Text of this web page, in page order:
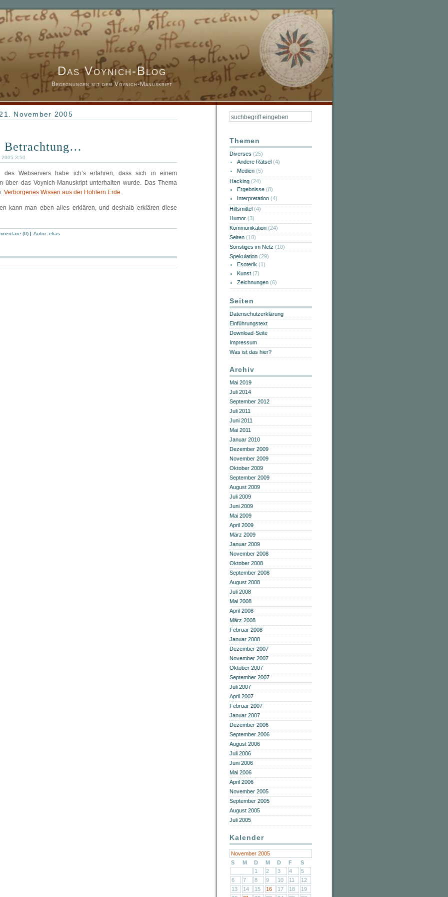
Das Voynich-Blog
Begegnungen mit dem Voynich-Manuskript
November 2005
Betrachtung…
2005 3:50
des Webservers habe ich’s erfahren, dass sich in einem
über das Voynich-Manuskript unterhalten wurde. Das Thema
Verborgenes Wissen aus der Hohlern Erde.
kann man eben alles erklären, und deshalb erklären diese
(0) | Autor:elias
Themen
Diverses (25)
Andere Rätsel (4)
Medien (5)
Hacking (24)
Ergebnisse (8)
Interpretation (4)
Hilfsmittel (4)
Humor (3)
Kommunikation (24)
Seiten (10)
Sonstiges im Netz (10)
Spekulation (29)
Esoterik (1)
Kunst (7)
Zeichnungen (6)
Seiten
Datenschutzerklärung
Einführungstext
Download-Seite
Impressum
Was ist das hier?
Archiv
Mai 2019
Juli 2014
September 2012
Juli 2011
Juni 2011
Mai 2011
Januar 2010
Dezember 2009
November 2009
Oktober 2009
September 2009
August 2009
Juli 2009
Juni 2009
Mai 2009
April 2009
März 2009
Januar 2009
November 2008
Oktober 2008
September 2008
August 2008
Juli 2008
Mai 2008
April 2008
März 2008
Februar 2008
Januar 2008
Dezember 2007
November 2007
Oktober 2007
September 2007
Juli 2007
April 2007
Februar 2007
Januar 2007
Dezember 2006
September 2006
August 2006
Juli 2006
Juni 2006
Mai 2006
April 2006
November 2005
September 2005
August 2005
Juli 2005
Kalender
November 2005
S
M D M D F
S
1
2 3 4
5
6
7 8 9 10 11
12
13
14 15 16 17 18
19